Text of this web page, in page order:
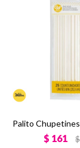
Palito
$ 161 $